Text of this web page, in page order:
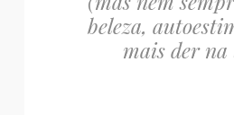
beleza,
mais der na